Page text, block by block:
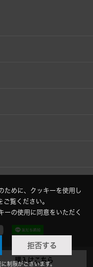
購入はこちら
rights reserved.
ために、クッキーを使用し
ご覧ください。
ーの使用に同意をいただく
拒否する
制限がございます。